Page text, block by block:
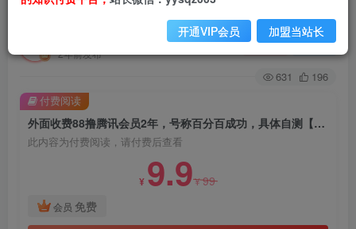
体自测【操作教程】
2年前发布
关注 私信
631 196
外面收费88撸腾讯会员2年，号称百分百成功，具体自测【操作教程】
此内容为付费阅读，请付费后查看
¥ 9.9¥99
会员 免费
付费阅读
开通VIP会员 加盟当站长